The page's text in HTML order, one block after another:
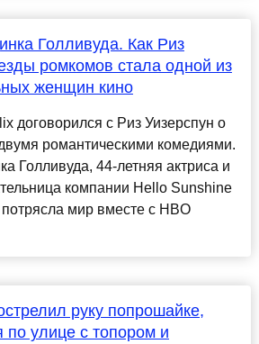
Голливуда. Как Риз
ромкомов стала одной из
женщин кино
договорился с Риз Уизерспун о
романтическими комедиями.
Голливуда, 44-летняя актриса и
компании Hello Sunshine
мир вместе с HBO
руку попрошайке,
улице с топором и